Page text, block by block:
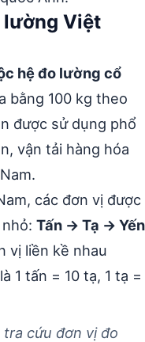
lường Việt
hệ đo lường cổ
bằng 100 kg theo
được sử dụng phổ
vận tải hàng hóa
các đơn vị được
Tấn → Tạ → Yến
vị liền kề nhau
1 tấn = 10 tạ, 1 tạ =
cứu đơn vị đo